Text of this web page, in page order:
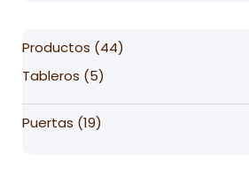
Productos 4444
Tableros 55
Puertas 1919